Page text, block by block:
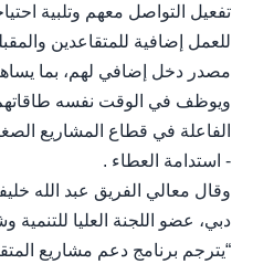
تفعيل التواصل معهم وتلبية
للعمل إضافية للمتقاعدين
مصدر دخل إضافي لهم، بما
ويوظف في الوقت نفسه
الفاعلة في قطاع المشاريع
- استدامة العطاء .
وقال معالي الفريق عبد الله
دبي، عضو اللجنة العليا
“يترجم برنامج دعم مشاريع